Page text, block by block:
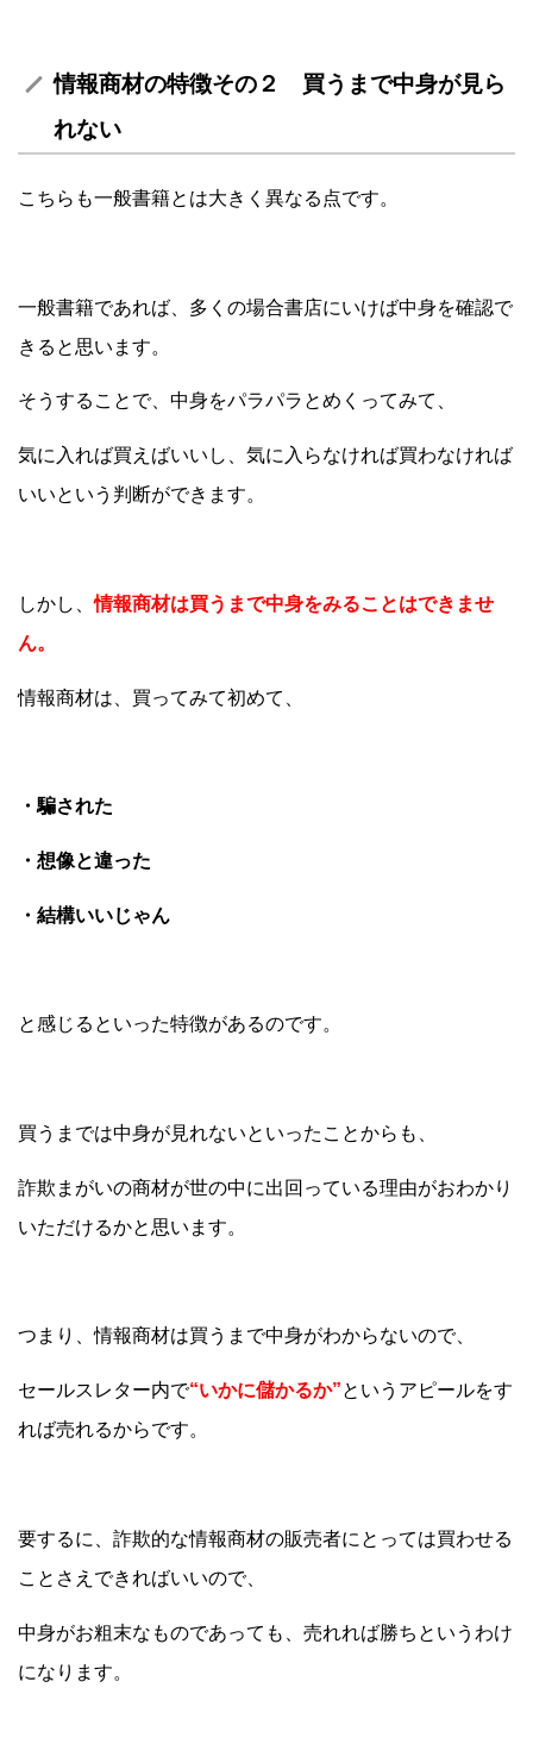
情報商材の特徴その２ 買うまで中身が見ら
れない
こちらも一般書籍とは大きく異なる点です。
一般書籍であれば、多くの場合書店にいけば中身を確認で
きると思います。
そうすることで、中身をパラパラとめくってみて、
気に入れば買えばいいし、気に入らなければ買わなければ
いいという判断ができます。
しかし、情報商材は買うまで中身をみることはできませ
ん。
情報商材は、買ってみて初めて、
・騙された
・想像と違った
・結構いいじゃん
と感じるといった特徴があるのです。
買うまでは中身が見れないといったことからも、
詐欺まがいの商材が世の中に出回っている理由がおわかり
いただけるかと思います。
つまり、情報商材は買うまで中身がわからないので、
セールスレター内で“いかに儲かるか”というアピールをす
れば売れるからです。
要するに、詐欺的な情報商材の販売者にとっては買わせる
ことさえできればいいので、
中身がお粗末なものであっても、売れれば勝ちというわけ
になります。